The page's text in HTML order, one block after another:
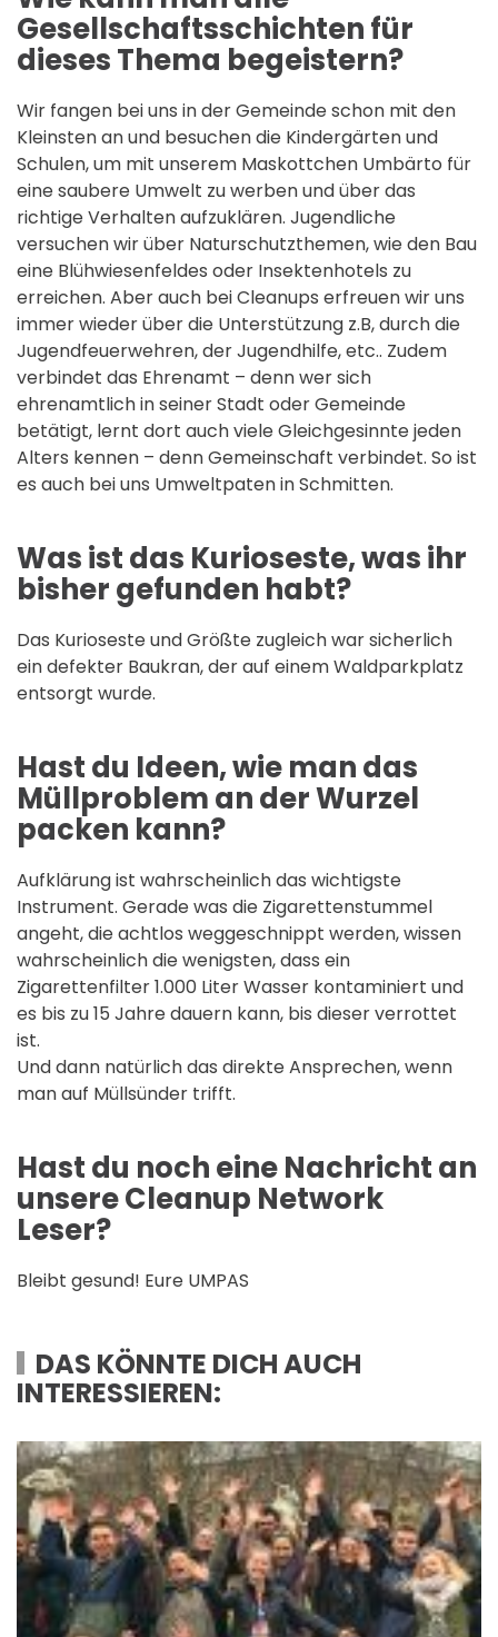
Gesellschaftsschichten für
dieses Thema begeistern?
Wir fangen bei uns in der Gemeinde schon mit den
Kleinsten an und besuchen die Kindergärten und
Schulen, um mit unserem Maskottchen Umbärto für
eine saubere Umwelt zu werben und über das
richtige Verhalten aufzuklären. Jugendliche
versuchen wir über Naturschutzthemen, wie den Bau
eine Blühwiesenfeldes oder Insektenhotels zu
erreichen. Aber auch bei Cleanups erfreuen wir uns
immer wieder über die Unterstützung z.B, durch die
Jugendfeuerwehren, der Jugendhilfe, etc.. Zudem
verbindet das Ehrenamt – denn wer sich
ehrenamtlich in seiner Stadt oder Gemeinde
betätigt, lernt dort auch viele Gleichgesinnte jeden
Alters kennen – denn Gemeinschaft verbindet. So ist
es auch bei uns Umweltpaten in Schmitten.
Was ist das Kurioseste, was ihr
bisher gefunden habt?
Das Kurioseste und Größte zugleich war sicherlich
ein defekter Baukran, der auf einem Waldparkplatz
entsorgt wurde.
Hast du Ideen, wie man das
Müllproblem an der Wurzel
packen kann?
Aufklärung ist wahrscheinlich das wichtigste
Instrument. Gerade was die Zigarettenstummel
angeht, die achtlos weggeschnippt werden, wissen
wahrscheinlich die wenigsten, dass ein
Zigarettenfilter 1.000 Liter Wasser kontaminiert und
es bis zu 15 Jahre dauern kann, bis dieser verrottet
ist.
Und dann natürlich das direkte Ansprechen, wenn
man auf Müllsünder trifft.
Hast du noch eine Nachricht an
unsere Cleanup Network
Leser?
Bleibt gesund! Eure UMPAS
DAS KÖNNTE DICH AUCH
INTERESSIEREN: